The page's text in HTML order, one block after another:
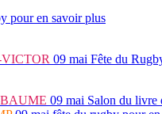
pour en savoir plus
09 mai Fête du
09 mai Salon du livre